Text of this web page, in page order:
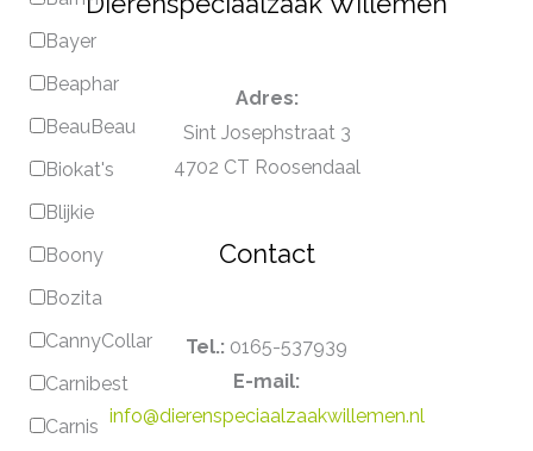
Bayer
Beaphar
BeauBeau
Biokat's
Blijkie
Boony
Bozita
CannyCollar
Carnibest
Carnis
Adres:
Sint Josephstraat 3
4702 CT Roosendaal
Contact
Tel.: 0165-537939
E-mail:
info@dierenspeciaalzaakwillemen.nl